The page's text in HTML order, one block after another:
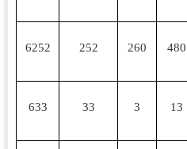
6252 252 260 480
633 33 3 13